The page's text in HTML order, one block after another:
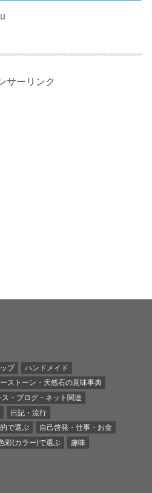
サーリンク
プ
ハンドメイド
ストーン・天然石の意味事典
ス・ブログ・ネット関連
日記・流行
で選ぶ
自己啓発・仕事・お金
彩(カラー)で選ぶ
趣味